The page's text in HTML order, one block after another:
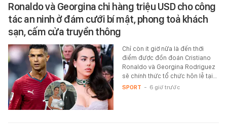
Ronaldo và Georgina chi hàng triệu USD cho công
tác an ninh ở đám cưới bí mật, phong toả khách
sạn, cấm cửa truyền thông
Chỉ còn ít giờ nữa là đến thời
điểm được đồn đoán Cristiano
Ronaldo và Georgina Rodriguez
sẽ chính thức tổ chức hôn lễ tại…
SPORT - 6 giờ trước